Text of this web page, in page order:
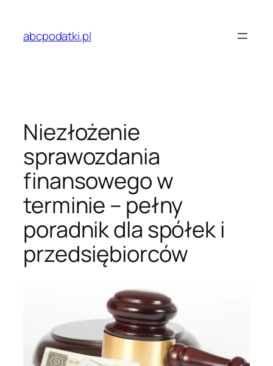
treściabcpodatki.pl
Niezłożenie
sprawozdania
finansowego w
terminie – pełny
poradnik dla spółek i
przedsiębiorców